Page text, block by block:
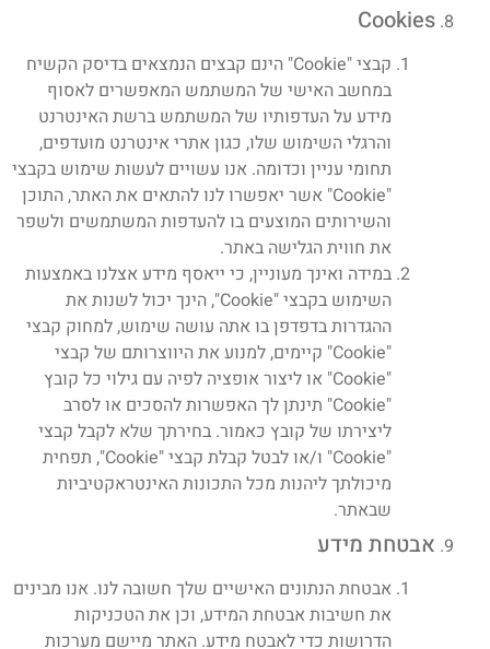
Cookies
קבצי "Cookie" הינם קבצים הנמצאים בדיסק הקשיח
במחשב האישי של המשתמש המאפשרים לאסוף
מידע על העדפותיו של המשתמש ברשת האינטרנט
והרגלי השימוש שלו, כגון אתרי אינטרנט מועדפים,
תחומי עניין וכדומה. אנו עשויים לעשות שימוש בקבצי
"Cookie" אשר יאפשרו לנו להתאים את האתר, התוכן
והשירותים המוצעים בו להעדפות המשתמשים ולשפר
את חווית הגלישה באתר.
במידה ואינך מעוניין, כי ייאסף מידע אצלנו באמצעות
השימוש בקבצי "Cookie", הינך יכול לשנות את
ההגדרות בדפדפן בו אתה עושה שימוש, למחוק קבצי
"Cookie" קיימים, למנוע את היווצרותם של קבצי
"Cookie" או ליצור אופציה לפיה עם גילוי כל קובץ
"Cookie" תינתן לך האפשרות להסכים או לסרב
ליצירתו של קובץ כאמור. בחירתך שלא לקבל קבצי
"Cookie" ו/או לבטל קבלת קבצי "Cookie", תפחית
מיכולתך ליהנות מכל התכונות האינטראקטיביות
שבאתר.
אבטחת מידע
אבטחת הנתונים האישיים שלך חשובה לנו. אנו מבינים
את חשיבות אבטחת המידע, וכן את הטכניקות
הדרושות כדי לאבטח מידע. האתר מיישם מערכות